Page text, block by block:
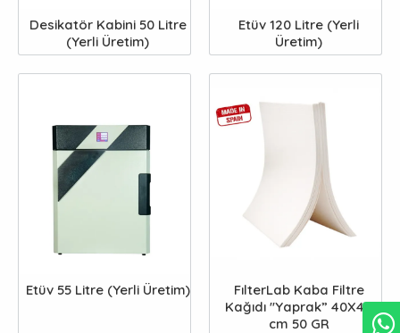
Desikatör Kabini 50 Litre
(Yerli Üretim)
Etüv 120 Litre (Yerli
Üretim)
Etüv 55 Litre (Yerli Üretim)
FılterLab Kaba Filtre
Kağıdı ''Yaprak” 40X40
cm 50 GR